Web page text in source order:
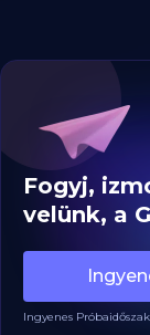
Fogyj,
velünk, a
Ingyenes